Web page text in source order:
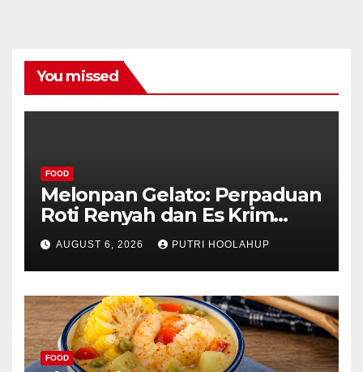
You missed
FOOD
Melonpan Gelato: Perpaduan
Roti Renyah dan Es Krim
Lembut yang Menggoda
AUGUST 6, 2026 PUTRI HOOLAHUP
FOOD